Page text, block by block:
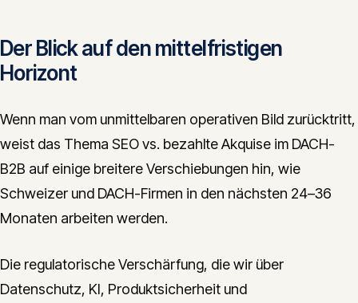
Der Blick auf den mittelfristigen
Horizont
Wenn man vom unmittelbaren operativen Bild zurücktritt,
weist das Thema SEO vs. bezahlte Akquise im DACH-
B2B auf einige breitere Verschiebungen hin, wie
Schweizer und DACH-Firmen in den nächsten 24–36
Monaten arbeiten werden.
Die regulatorische Verschärfung, die wir über
Datenschutz, KI, Produktsicherheit und